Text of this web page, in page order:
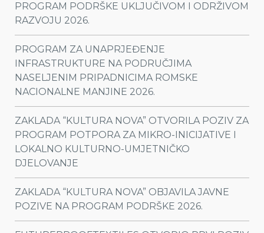
PROGRAM PODRŠKE UKLJUČIVOM I ODRŽIVOM
RAZVOJU 2026.
PROGRAM ZA UNAPRJEĐENJE
INFRASTRUKTURE NA PODRUČJIMA
NASELJENIM PRIPADNICIMA ROMSKE
NACIONALNE MANJINE 2026.
ZAKLADA “KULTURA NOVA” OTVORILA POZIV ZA
PROGRAM POTPORA ZA MIKRO-INICIJATIVE I
LOKALNO KULTURNO-UMJETNIČKO
DJELOVANJE
ZAKLADA “KULTURA NOVA” OBJAVILA JAVNE
POZIVE NA PROGRAM PODRŠKE 2026.